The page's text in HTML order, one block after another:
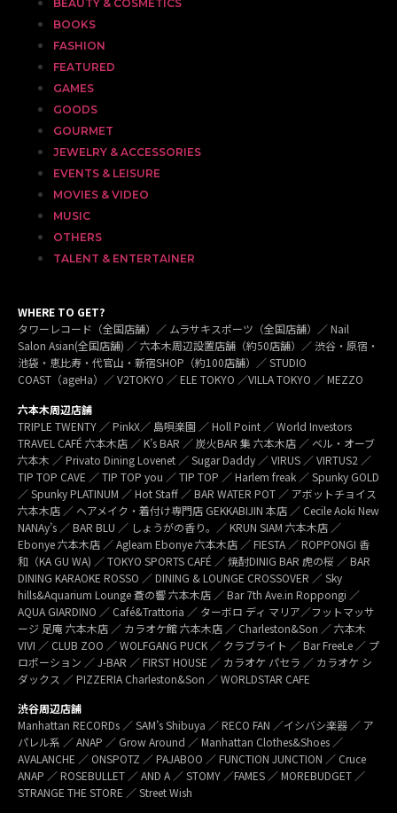
BEAUTY & COSMETICS
BOOKS
FASHION
FEATURED
GAMES
GOODS
GOURMET
JEWELRY & ACCESSORIES
EVENTS & LEISURE
MOVIES & VIDEO
MUSIC
OTHERS
TALENT & ENTERTAINER
WHERE TO GET?
タワーレコード（全国店舗）／ ムラサキスポーツ（全国店舗）／ Nail
Salon Asian(全国店舗) ／ 六本木周辺設置店舗（約50店舗）／ 渋谷・原宿・
池袋・恵比寿・代官山・新宿SHOP（約100店舗）／ STUDIO
COAST（ageHa）／ V2TOKYO ／ ELE TOKYO ／VILLA TOKYO ／ MEZZO
六本木周辺店舗
TRIPLE TWENTY ／ PinkX／ 島唄楽園 ／ Holl Point ／ World Investors
TRAVEL CAFÉ 六本木店 ／ K’s BAR ／ 炭火BAR 集 六本木店 ／ ベル・オーブ
六本木 ／ Privato Dining Lovenet ／ Sugar Daddy ／ VIRUS ／ VIRTUS2 ／
TIP TOP CAVE ／ TIP TOP you ／ TIP TOP ／ Harlem freak ／ Spunky GOLD
／ Spunky PLATINUM ／ Hot Staff ／ BAR WATER POT ／ アボットチョイス
六本木店 ／ ヘアメイク・着付け専門店 GEKKABIJIN 本店 ／ Cecile Aoki New
NANAy’s ／ BAR BLU ／ しょうがの香り。／ KRUN SIAM 六本木店 ／
Ebonye 六本木店 ／ Agleam Ebonye 六本木店 ／ FIESTA ／ ROPPONGI 香
和（KA GU WA) ／ TOKYO SPORTS CAFÉ ／ 焼酎DINIG BAR 虎の桜 ／ BAR
DINING KARAOKE ROSSO ／ DINING & LOUNGE CROSSOVER ／ Sky
hills&Aquarium Lounge 蒼の響 六本木店 ／ Bar 7th Ave.in Roppongi ／
AQUA GIARDINO ／ Café&Trattoria ／ ターボロ ディ マリア／フットマッサ
ージ 足庵 六本木店 ／ カラオケ館 六本木店 ／ Charleston&Son ／ 六本木
VIVI ／ CLUB ZOO ／ WOLFGANG PUCK ／ クラブライト ／ Bar FreeLe ／ プ
ロポーション ／ J-BAR ／ FIRST HOUSE ／ カラオケ パセラ ／ カラオケ シ
ダックス ／ PIZZERIA Charleston&Son ／ WORLDSTAR CAFE
渋谷周辺店舗
Manhattan RECORDs ／ SAM’s Shibuya ／ RECO FAN ／イシバシ楽器 ／ ア
パレル系 ／ ANAP ／ Grow Around ／ Manhattan Clothes&Shoes ／
AVALANCHE ／ ONSPOTZ ／ PAJABOO ／ FUNCTION JUNCTION ／ Cruce
ANAP ／ ROSEBULLET ／ AND A ／ STOMY ／FAMES ／ MOREBUDGET ／
STRANGE THE STORE ／ Street Wish